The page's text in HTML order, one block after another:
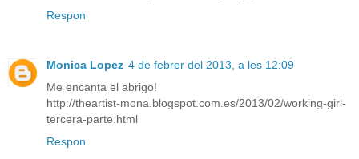
Respon
Monica Lopez 4 de febrer del 2013, a les 12:09
Me encanta el abrigo!
http://theartist-mona.blogspot.com.es/2013/02/working-girl-
tercera-parte.html
Respon